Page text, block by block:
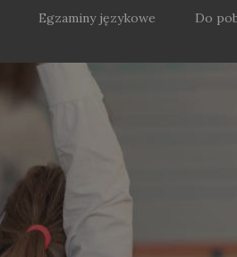
Egzaminy językowe Do